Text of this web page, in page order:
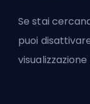
Se stai
puoi